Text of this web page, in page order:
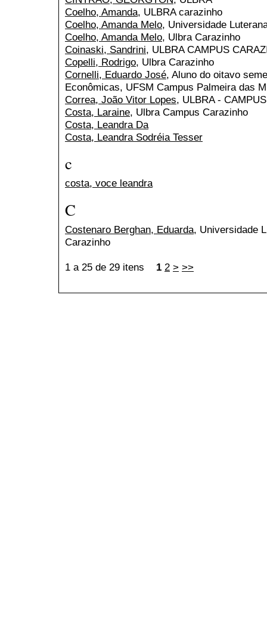
Coelho, Amanda, ULBRA carazinho
Coelho, Amanda Melo, Universidade
Coelho, Amanda Melo, Ulbra Carazinho
Coinaski, Sandrini, ULBRA CAMPUS
Copelli, Rodrigo, Ulbra Carazinho
Cornelli, Eduardo José, Aluno do oitavo
Econômicas, UFSM Campus Palmeira das
Correa, João Vitor Lopes, ULBRA -
Costa, Laraine, Ulbra Campus Carazinho
Costa, Leandra Da
Costa, Leandra Sodréia Tesser
c
costa, voce leandra
C
Costenaro Berghan, Eduarda, Universidade
Carazinho
1 a 25 de 29 itens 1 2 > >>